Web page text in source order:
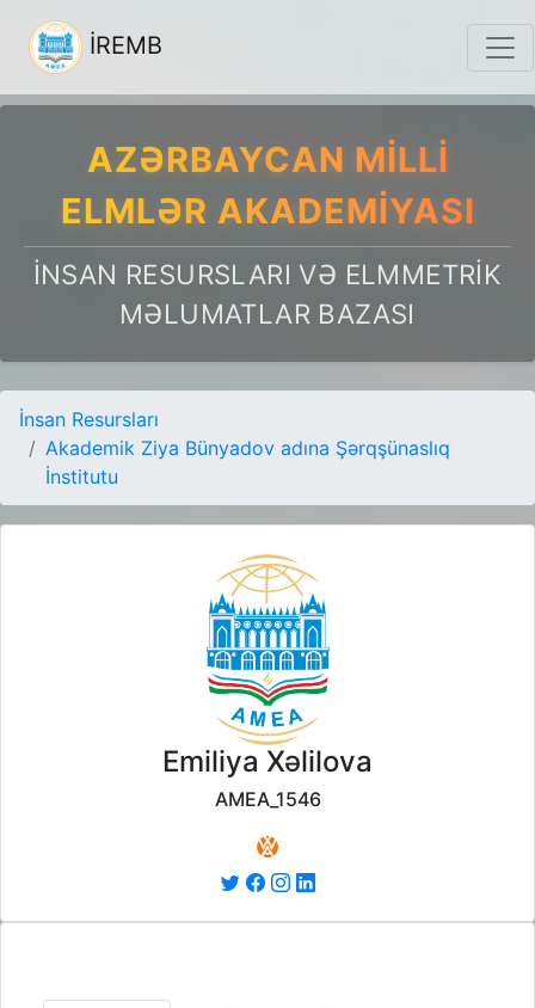
İREMB
AZƏRBAYCAN MILLI
ELMLƏR AKADEMIYASI
İNSAN RESURSLARI VƏ ELMMETRIK
MƏLUMATLAR BAZASI
İnsan Resursları
Akademik Ziya Bünyadov adına Şərqşünaslıq
İnstitutu
Emiliya Xəlilova
AMEA_1546